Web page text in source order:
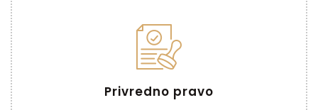
Privredno pravo
Privredno pravo